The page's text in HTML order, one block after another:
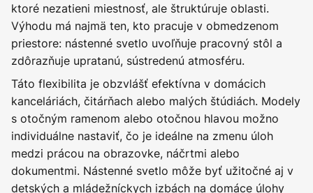
ktoré nezatieni miestnosť, ale štruktúruje oblasti.
Výhodu má najmä ten, kto pracuje v obmedzenom
priestore: nástenné svetlo uvoľňuje pracovný stôl a
zdôrazňuje upratanú, sústredenú atmosféru.
Táto flexibilita je obzvlášť efektívna v domácich
kanceláriách, čitárňach alebo malých štúdiách. Modely
s otočným ramenom alebo otočnou hlavou možno
individuálne nastaviť, čo je ideálne na zmenu úloh
medzi prácou na obrazovke, náčrtmi alebo
dokumentmi. Nástenné svetlo môže byť užitočné aj v
detských a mládežníckych izbách na domáce úlohy